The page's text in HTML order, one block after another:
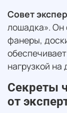
Совет
лошадка». Он
фанеры,
нагрузкой на
Секреты
от